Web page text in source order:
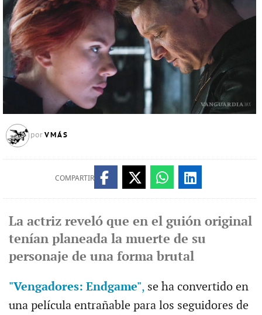
por VMÁS
COMPARTIR
La actriz reveló que en el guión original
tenían planeada la muerte de su
personaje de una forma brutal
"Vengadores: Endgame", se ha convertido en
una película entrañable para los seguidores de